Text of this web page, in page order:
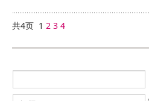
共4页 1 2 3 4